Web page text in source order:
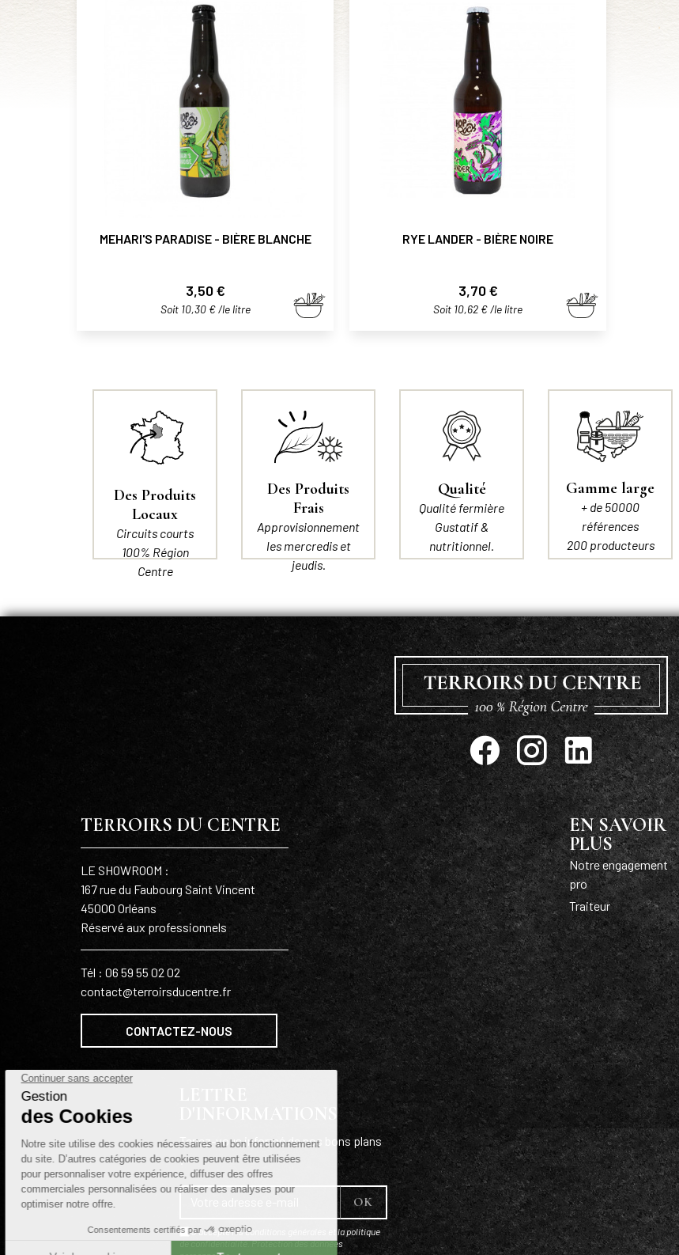
MEHARI'S PARADISE - BIÈRE BLANCHE
Prix
3,50 €
Soit 10,30 € /le litre
RYE LANDER - BIÈRE NOIRE
Prix
3,70 €
Soit 10,62 € /le litre
Des Produits
Locaux
Circuits courts
100% Région
Centre
Des Produits
Frais
Approvisionnement
les mercredis et
jeudis.
Qualité
Qualité fermière
Gustatif &
nutritionnel.
Gamme large
+ de 50000
références
200 producteurs
TERROIRS DU CENTRE
LE SHOWROOM :
167 rue du Faubourg Saint Vincent
45000 Orléans
Réservé aux professionnels
Tél : 06 59 55 02 02
contact@terroirsducentre.fr
CONTACTEZ-NOUS
EN SAVOIR
PLUS
Notre engagement
pro
Traiteur
Tenez-vous informé de nos bons plans
!
J'accepte les conditions générales et la politique
de confidentialité.Protection des données